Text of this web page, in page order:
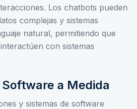
Los chatbots pueden
complejas y sistemas
natural, permitiendo que
con sistemas
a Medida
y sistemas de software